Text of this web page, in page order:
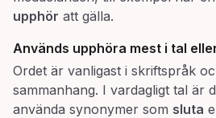
upphör att gälla.
Används upphöra mest i tal
Ordet är vanligast i skriftspråk
sammanhang. I vardagligt tal är
använda synonymer som sluta